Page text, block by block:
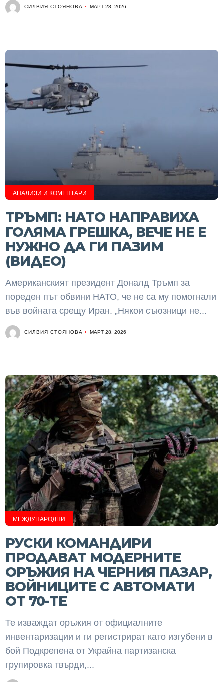
СИЛВИЯ СТОЯНОВА МАРТ 28, 2026
АНАЛИЗИ И КОМЕНТАРИ
ТРЪМП: НАТО НАПРАВИХА
ГОЛЯМА ГРЕШКА, ВЕЧЕ НЕ Е
НУЖНО ДА ГИ ПАЗИМ
(ВИДЕО)
Американският президент Доналд Тръмп за
пореден път обвини НАТО, че не са му помогнали
във войната срещу Иран. „Някои съюзници не...
СИЛВИЯ СТОЯНОВА МАРТ 28, 2026
МЕЖДУНАРОДНИ
РУСКИ КОМАНДИРИ
ПРОДАВАТ МОДЕРНИТЕ
ОРЪЖИЯ НА ЧЕРНИЯ ПАЗАР,
ВОЙНИЦИТЕ С АВТОМАТИ
ОТ 70-ТЕ
Те изваждат оръжия от официалните
инвентаризации и ги регистрират като изгубени в
бой Подкрепена от Украйна партизанска
групировка твърди,...